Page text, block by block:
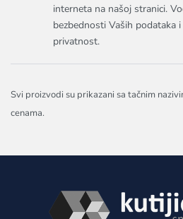
interneta na našoj stranici.
bezbednosti Vaših podataka
privatnost.
Svi proizvodi su prikazani sa tačnim
cenama.